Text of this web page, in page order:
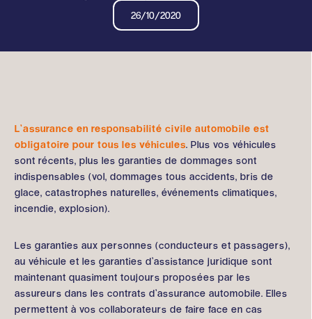
26/10/2020
L’assurance en responsabilité civile automobile est
obligatoire pour tous les véhicules. Plus vos véhicules
sont récents, plus les garanties de dommages sont
indispensables (vol, dommages tous accidents, bris de
glace, catastrophes naturelles, événements climatiques,
incendie, explosion).
Les garanties aux personnes (conducteurs et passagers),
au véhicule et les garanties d’assistance juridique sont
maintenant quasiment toujours proposées par les
assureurs dans les contrats d’assurance automobile. Elles
permettent à vos collaborateurs de faire face en cas